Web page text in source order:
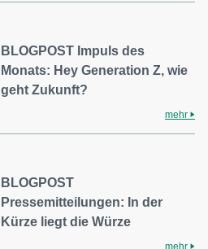
BLOGPOST Impuls des
Monats: Hey Generation Z, wie
geht Zukunft?
mehr
BLOGPOST
Pressemitteilungen: In der
Kürze liegt die Würze
mehr